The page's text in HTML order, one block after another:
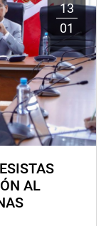
13
01
AL